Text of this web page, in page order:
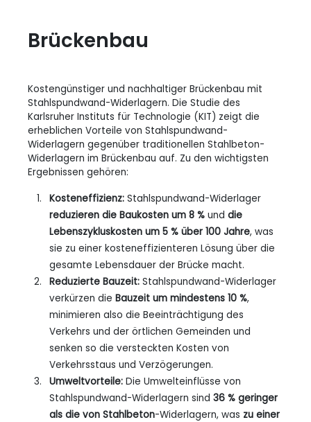
Brückenbau
Kostengünstiger und nachhaltiger Brückenbau mit
Stahlspundwand-Widerlagern. Die Studie des
Karlsruher Instituts für Technologie (KIT) zeigt die
erheblichen Vorteile von Stahlspundwand-
Widerlagern gegenüber traditionellen Stahlbeton-
Widerlagern im Brückenbau auf. Zu den wichtigsten
Ergebnissen gehören:
Kosteneffizienz: Stahlspundwand-Widerlager
reduzieren die Baukosten um 8 %und die
Lebenszykluskosten um 5 % über 100 Jahre, was
sie zu einer kosteneffizienteren Lösung über die
gesamte Lebensdauer der Brücke macht.
Reduzierte Bauzeit: Stahlspundwand-Widerlager
verkürzen die Bauzeit um mindestens 10 %,
minimieren also die Beeinträchtigung des
Verkehrs und der örtlichen Gemeinden und
senken so die versteckten Kosten von
Verkehrsstaus und Verzögerungen.
Umweltvorteile: Die Umwelteinflüsse von
Stahlspundwand-Widerlagern sind 36 % geringer
als die von Stahlbeton-Widerlagern, was zu einer